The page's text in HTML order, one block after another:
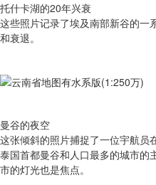
托什卡湖的20年兴衰
这些照片记录了埃及南部新谷的一
和衰退。
曼谷的夜空
这张倾斜的照片捕捉了一位宇航员
泰国首都曼谷和人口最多的城市的
市的灯光也是焦点。